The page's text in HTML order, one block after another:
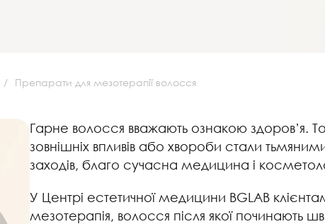
/ Препарати для мезотерапії волосся
Гарне волосся вважають ознакою здоров’я.
зовнішніх впливів або хвороби стали
заходів, благо сучасна медицина і
У Центрі естетичної медицини BGLAB
мезотерапія, волосся після якої починають